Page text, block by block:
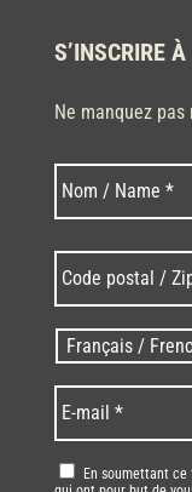
S’INSCRIRE
Ne manquez
Nom *
postal
/
Zip
code
* *
Langues
/
Language *
mail *
RGPD *
En soumettant